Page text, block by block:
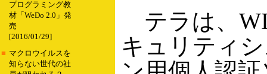
プログラミング教
材「WeDo 2.0」発
売
[2016/01/29]
■ マクロウイルスを
知らない世代の社
テラは、
キュリティ